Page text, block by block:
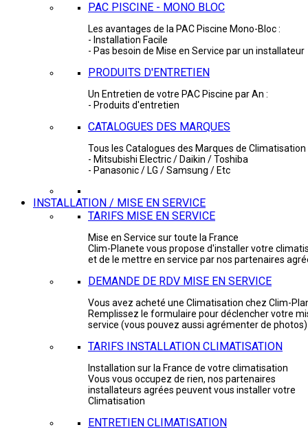
PAC PISCINE - MONO BLOC
Les avantages de la PAC Piscine Mono-Bloc :
- Installation Facile
- Pas besoin de Mise en Service par un installateur
PRODUITS D'ENTRETIEN
Un Entretien de votre PAC Piscine par An :
- Produits d'entretien
CATALOGUES DES MARQUES
Tous les Catalogues des Marques de Climatisation
- Mitsubishi Electric / Daikin / Toshiba
- Panasonic / LG / Samsung / Etc
INSTALLATION / MISE EN SERVICE
TARIFS MISE EN SERVICE
Mise en Service sur toute la France
Clim-Planete vous propose d'installer votre
et de le mettre en service par nos partenaires
DEMANDE DE RDV MISE EN SERVICE
Vous avez acheté une Climatisation chez Clim-
Remplissez le formulaire pour déclencher votre
service (vous pouvez aussi agrémenter de photos)
TARIFS INSTALLATION CLIMATISATION
Installation sur la France de votre climatisation
Vous vous occupez de rien, nos partenaires
installateurs agrées peuvent vous installer votre
Climatisation
ENTRETIEN CLIMATISATION